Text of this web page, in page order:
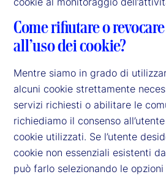
Come rifiutare o
all’uso dei cookie?
Mentre siamo in grado di
alcuni cookie strettamente
servizi richiesti o abilitare le
richiediamo il consenso
cookie utilizzati. Se l’utente
cookie non essenziali esistenti
può farlo selezionando le